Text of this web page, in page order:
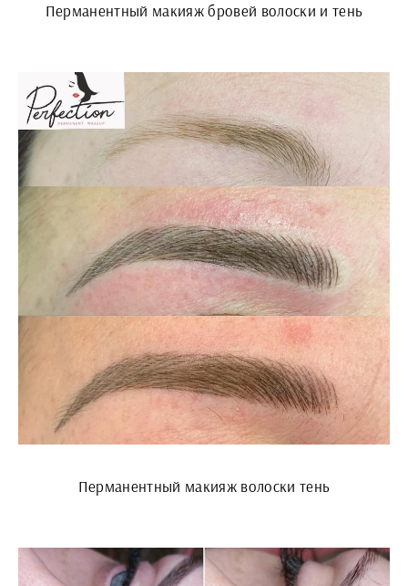
Перманентный макияж бровей волоски и тень
Перманентный макияж волоски тень